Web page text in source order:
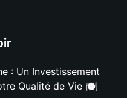
: Un Investissement
Qualité de Vie 🍽️